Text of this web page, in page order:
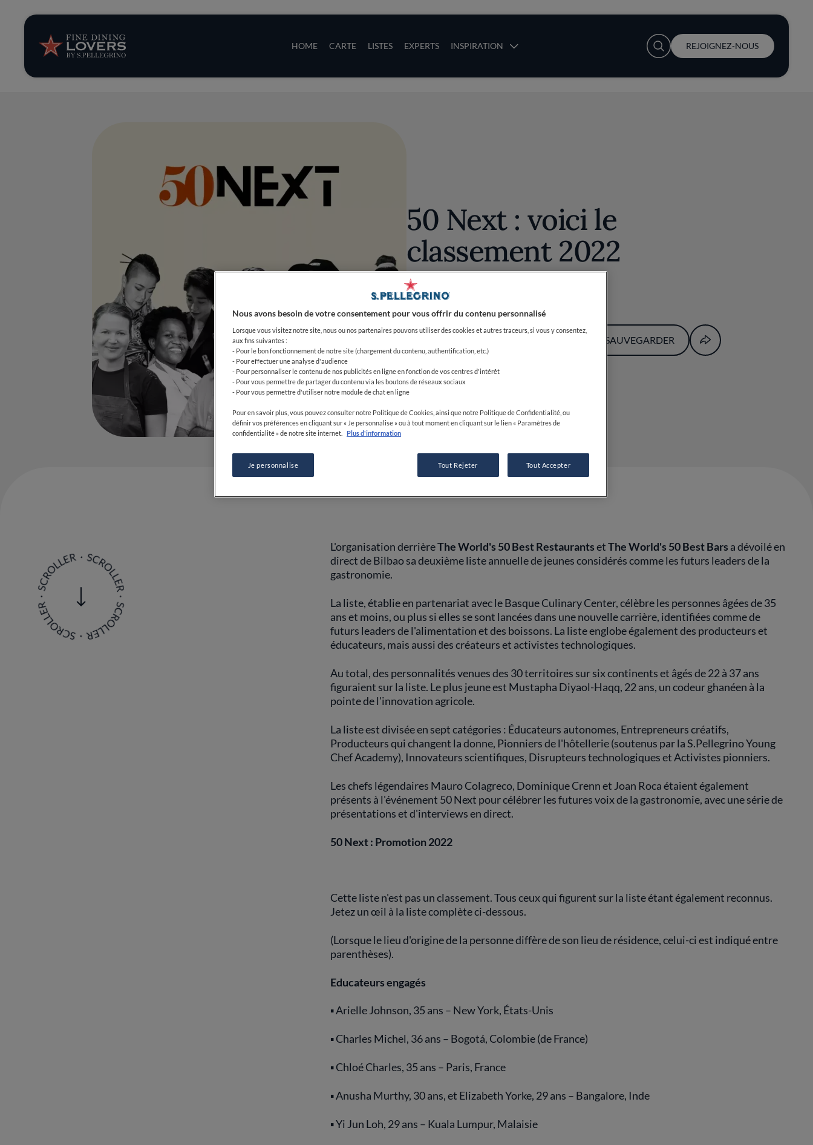
HOME CARTE LISTES EXPERTS INSPIRATION
News et tendances
Recettes
User account menu
REJOIGNEZ-NOUS
50 Next : voici le
classement 2022
24 JUN 2022
PARFINE DINING LOVERS
SAUVEGARDER
L'organisation derrièreThe World's 50 Best RestaurantsetThe World's 50 Best Bars a dévoilé en
direct de Bilbao sa deuxième liste annuelle de jeunes considérés comme les futurs leaders de la
gastronomie.
La liste, établie en partenariat avec le Basque Culinary Center, célèbre les personnes âgées de 35
ans et moins, ou plus si elles se sont lancées dans une nouvelle carrière, identifiées comme de
futurs leaders de l'alimentation et des boissons. La liste englobe également des producteurs et
éducateurs, mais aussi des créateurs et activistes technologiques.
Au total, des personnalités venues des 30 territoires sur six continents et âgés de 22 à 37 ans
figuraient sur la liste. Le plus jeune est Mustapha Diyaol-Haqq, 22 ans, un codeur ghanéen à la
pointe de l'innovation agricole.
La liste est divisée en sept catégories : Éducateurs autonomes, Entrepreneurs créatifs,
Producteurs qui changent la donne, Pionniers de l'hôtellerie (soutenus par la S.Pellegrino Young
Chef Academy), Innovateurs scientifiques, Disrupteurs technologiques et Activistes pionniers.
Les chefs légendaires Mauro Colagreco, Dominique Crenn et Joan Roca étaient également
présents à l'événement 50 Next pour célébrer les futures voix de la gastronomie, avec une série de
présentations et d'interviews en direct.
50 Next : Promotion 2022
Cette liste n'est pas un classement. Tous ceux qui figurent sur la liste étant également reconnus.
Jetez un œil à la liste complète ci-dessous.
(Lorsque le lieu d'origine de la personne diffère de son lieu de résidence, celui-ci est indiqué entre
parenthèses).
Educateurs engagés
▪ Arielle Johnson, 35 ans – New York, États-Unis
▪ Charles Michel, 36 ans – Bogotá, Colombie (de France)
▪ Chloé Charles, 35 ans – Paris, France
▪ Anusha Murthy, 30 ans, et Elizabeth Yorke, 29 ans – Bangalore, Inde
▪ Yi Jun Loh, 29 ans – Kuala Lumpur, Malaisie
Nous avons besoin de votre consentement pour vous offrir du contenu personnalisé
Lorsque vous visitez notre site, nous ou nos partenaires pouvons utiliser des cookies et autres traceurs, si vous y consentez,
aux fins suivantes :
- Pour le bon fonctionnement de notre site (chargement du contenu, authentification, etc.)
- Pour effectuer une analyse d'audience
- Pour personnaliser le contenu de nos publicités en ligne en fonction de vos centres d'intérêt
- Pour vous permettre de partager du contenu via les boutons de réseaux sociaux
- Pour vous permettre d'utiliser notre module de chat en ligne
Pour en savoir plus, vous pouvez consulter notre Politique de Cookies, ainsi que notre Politique de Confidentialité, ou
définir vos préférences en cliquant sur « Je personnalise » ou à tout moment en cliquant sur le lien « Paramètres de
confidentialité » de notre site internet.
Plus d'information
Je personnalise Tout Rejeter Tout Accepter